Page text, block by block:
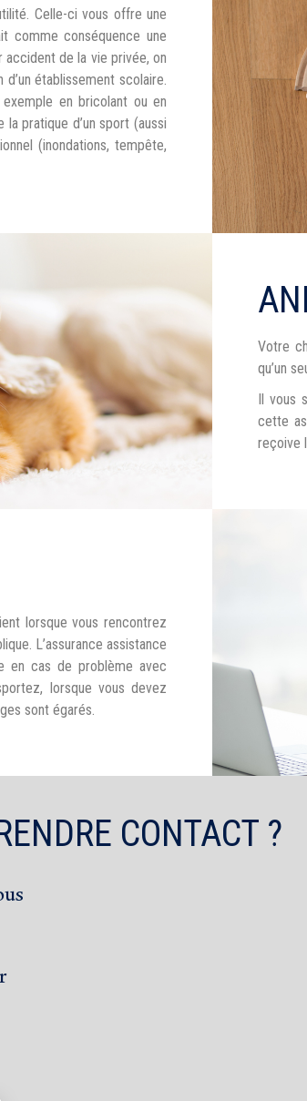
Celle-ci vous offre une
comme conséquence une
de la vie privée, on
établissement scolaire.
en bricolant ou en
la pratique d’un sport (aussi
(inondations, tempête,
Votre
qu’un
Il
cette
reçoive
lorsque vous rencontrez
L’assurance assistance
en cas de problème avec
lorsque vous devez
sont égarés.
CONTACT ?